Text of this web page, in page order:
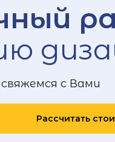
с Вами
Рассчитать